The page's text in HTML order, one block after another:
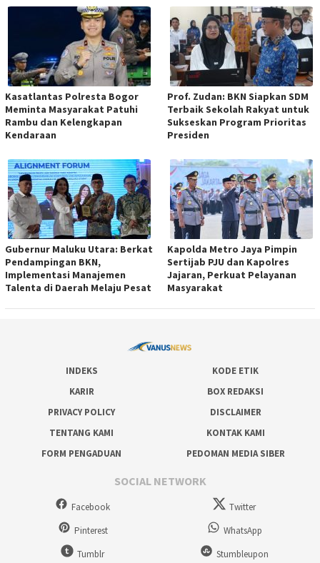
Kasatlantas Polresta Bogor
Meminta Masyarakat Patuhi
Rambu dan Kelengkapan
Kendaraan
Prof. Zudan: BKN Siapkan SDM
Terbaik Sekolah Rakyat untuk
Sukseskan Program Prioritas
Presiden
Gubernur Maluku Utara: Berkat
Pendampingan BKN,
Implementasi Manajemen
Talenta di Daerah Melaju Pesat
Kapolda Metro Jaya Pimpin
Sertijab PJU dan Kapolres
Jajaran, Perkuat Pelayanan
Masyarakat
INDEKS
KODE ETIK
KARIR
BOX REDAKSI
PRIVACY POLICY
DISCLAIMER
TENTANG KAMI
KONTAK KAMI
FORM PENGADUAN
PEDOMAN MEDIA SIBER
SOCIAL NETWORK
Facebook
Twitter
Pinterest
WhatsApp
Tumblr
Stumbleupon